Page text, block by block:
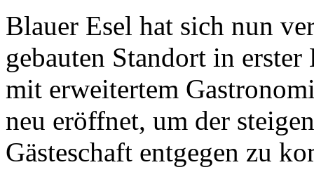
immer mit der besonderen Note.
Blauer Esel hat sich nun
gebauten Standort in
mit erweitertem
neu eröffnet, um der
Gästeschaft entgegen zu